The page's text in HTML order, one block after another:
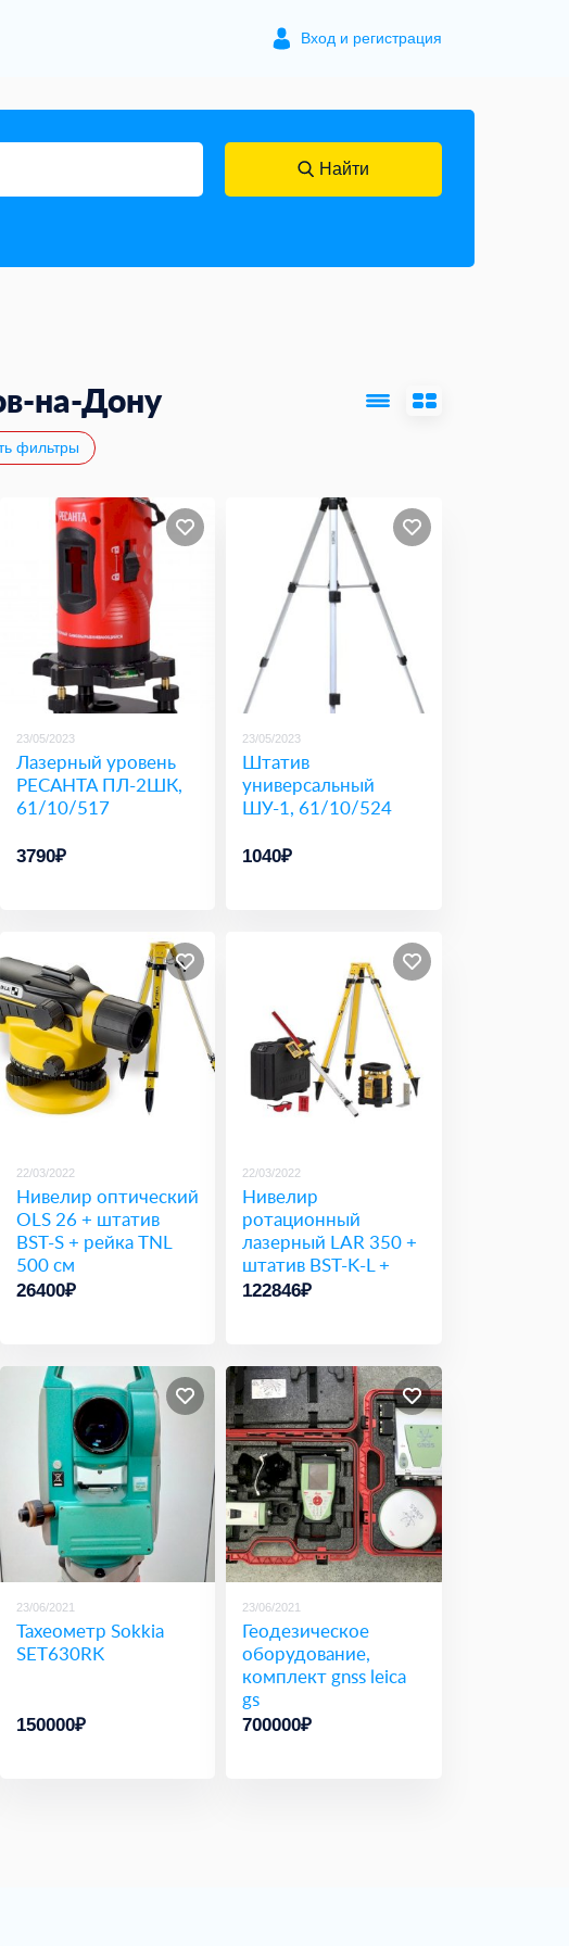
Вход и регистрация
Найти
на-Дону
фильтры
23/05/2023
Лазерный уровень
РЕСАНТА ПЛ-2ШК,
61/10/517
3790₽
23/05/2023
Штатив
универсальный
ШУ-1, 61/10/524
1040₽
22/03/2022
Нивелир оптический
OLS 26 + штатив
BST-S + рейка TNL
500 см
26400₽
22/03/2022
Нивелир
ротационный
лазерный LAR 350 +
штатив BST-K-L +
рейка NL
122846₽
23/06/2021
Тахеометр Sokkia
SET630RK
150000₽
23/06/2021
Геодезическое
оборудование,
комплект gnss leica
gs
700000₽